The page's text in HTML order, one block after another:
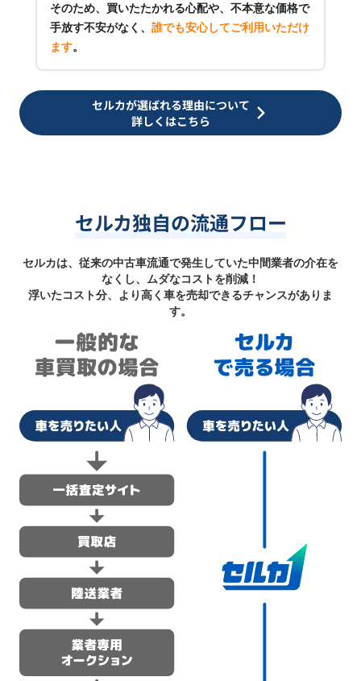
そのため、買いたたかれる心配や、不本意な価格で
手放す不安がなく、 誰でも安心してご利用いただけ
ます。
セルカが選ばれる理由について
詳しくはこちら
セルカ独自の流通フロー
セルカは、従来の中古車流通で発生していた中間業者の介在を
なくし、ムダなコストを削減！
浮いたコスト分、より高く車を売却できるチャンスがありま
す。